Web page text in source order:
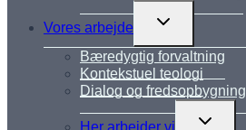
Vores arbejde
Skift
Bæredygtig forvaltning
Kontekstuel teologi
Dialog og fredsopbygning
Her arbejder vi
Skift